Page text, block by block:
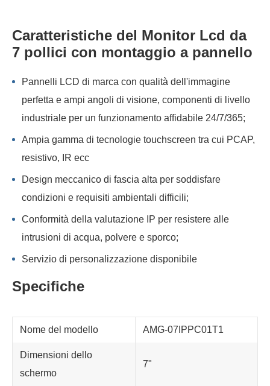
Caratteristiche del Monitor Lcd da
7 pollici con montaggio a pannello
Pannelli LCD di marca con qualità dell'immagine
perfetta e ampi angoli di visione, componenti di livello
industriale per un funzionamento affidabile 24/7/365;
Ampia gamma di tecnologie touchscreen tra cui PCAP,
resistivo, IR ecc
Design meccanico di fascia alta per soddisfare
condizioni e requisiti ambientali difficili;
Conformità della valutazione IP per resistere alle
intrusioni di acqua, polvere e sporco;
Servizio di personalizzazione disponibile
Specifiche
Nome del modello AMG-07IPPC01T1
Dimensioni dello
schermo
7"